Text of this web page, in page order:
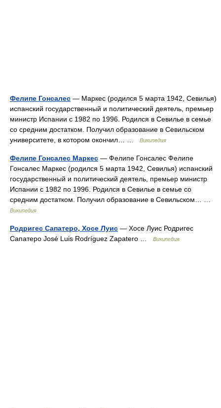
Фелипе Гонсалес — Маркес (родился 5 марта 1942, Севилья)
испанский государственный и политический деятель, премьер
министр Испании с 1982 по 1996. Родился в Севилье в семье
со средним достатком. Получил образование в Севильском
университете, в котором окончил… …
Википедия
Фелипе Гонсалес Маркес — Фелипе Гонсалес Фелипе
Гонсалес Маркес (родился 5 марта 1942, Севилья) испанский
государственный и политический деятель, премьер министр
Испании с 1982 по 1996. Родился в Севилье в семье со
средним достатком. Получил образование в Севильском… …
Википедия
Родригес Сапатеро, Хосе Луис — Хосе Луис Родригес
Сапатеро José Luis Rodríguez Zapatero …
Википедия